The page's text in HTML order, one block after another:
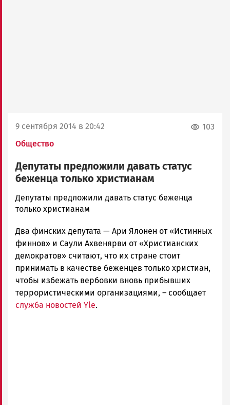
9 сентября 2014 в 20:42
Общество
103
Депутаты предложили давать статус
беженца только христианам
admintimur
Новости
и
Карелии
|
Петрозаводск
ГОВОРИТ
Депутаты предложили давать статус беженца
только христианам
Два финских депутата — Ари Ялонен от «Истинных
финнов» и Саули Ахвенярви от «Христианских
демократов» считают, что их стране стоит
принимать в качестве беженцев только христиан,
чтобы избежать вербовки вновь прибывших
террористическими организациями, – сообщает
служба новостей Yle.